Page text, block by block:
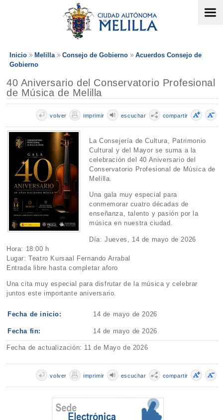
Inicio Melilla Consejo de Gobierno
Acuerdos Consejo de
Gobierno
40 Aniversario del Conservatorio Profesional
de Música de Melilla
compartir
escuchar
imprimir
volver
La Consejería de Cultura, Patrimonio
Cultural y del Mayor se suma a la
celebración del 40 Aniversario del
Conservatorio Profesional de Música de
Melilla.
Una gala muy especial para
conmemorar cuatro décadas de
enseñanza, talento y pasión por la
música en nuestra ciudad.
Día: Jueves, 14 de mayo de 2026
Hora: 18:00 h
Lugar: Teatro Kursaal Fernando Arrabal
Entrada libre hasta completar aforo
Una cita muy especial para disfrutar de la música y celebrar
juntos este importante aniversario.
Fecha de inicio: 14 de mayo de 2026
Fecha fin: 14 de mayo de 2026
Fecha de actualización: 11 de Mayo de 2026
compartir
escuchar
imprimir
volver